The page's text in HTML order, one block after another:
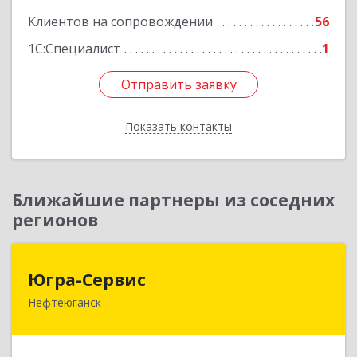
Клиентов на сопровождении
56
1С:Специалист
1
Отправить заявку
Показать контакты
Отправить заявку
Назад
Ближайшие партнеры из соседних
регионов
Югра-Сервис
Нефтеюганск
628303, Ханты-Мансийский Автономный округ